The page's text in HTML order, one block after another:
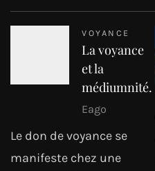
VOYANCE
La voyance
et la
médiumnité.
Eago
Le don de voyance se
manifeste chez une